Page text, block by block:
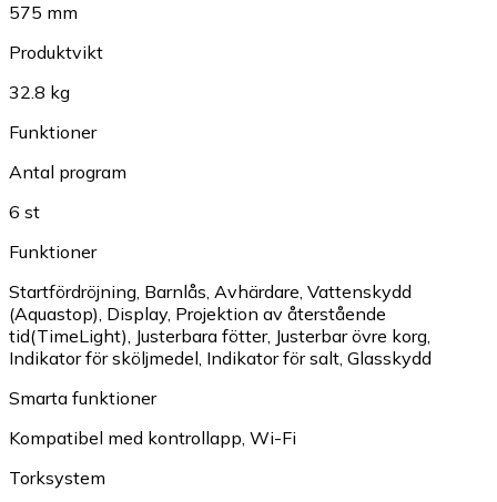
575 mm
Produktvikt
32.8 kg
Funktioner
Antal program
6 st
Funktioner
Startfördröjning, Barnlås, Avhärdare, Vattenskydd
(Aquastop), Display, Projektion av återstående
tid(TimeLight), Justerbara fötter, Justerbar övre korg,
Indikator för sköljmedel, Indikator för salt, Glasskydd
Smarta funktioner
Kompatibel med kontrollapp, Wi-Fi
Torksystem